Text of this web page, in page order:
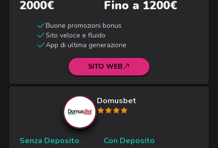
2000€ Fino a 1200€
Buone promozioni bonus
Sito veloce e fluido
App di ultima generazione
SITO WEB
Domusbet
Senza Deposito Con Deposito